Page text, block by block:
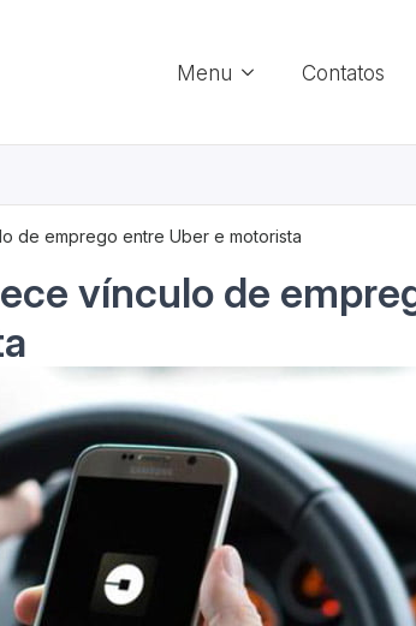
Menu Contatos
de emprego entre Uber e motorista
vínculo de